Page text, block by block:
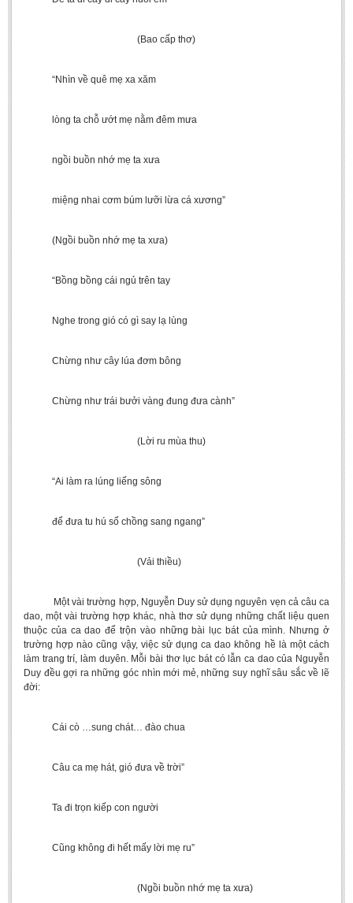
(Bao cấp thơ)
“Nhìn về quê mẹ xa xăm
lòng ta chỗ ướt mẹ nằm đêm mưa
ngồi buồn nhớ mẹ ta xưa
miệng nhai cơm búm lưỡi lừa cá xương”
(Ngồi buồn nhớ mẹ ta xưa)
“Bồng bồng cái ngủ trên tay
Nghe trong gió có gì say lạ lùng
Chừng như cây lúa đơm bông
Chừng như trái bưởi vàng đung đưa cành”
(Lời ru mùa thu)
“Ai làm ra lúng liếng sông
để đưa tu hú sổ chồng sang ngang”
(Vải thiều)
Một vài trường hợp, Nguyễn Duy sử dụng nguyên vẹn cả câu ca
dao, một vài trường hợp khác, nhà thơ sử dụng những chất liệu quen
thuộc của ca dao để trộn vào những bài lục bát của mình. Nhưng ở
trường hợp nào cũng vậy, việc sử dụng ca dao không hề là một cách
làm trang trí, làm duyên. Mỗi bài thơ lục bát có lẫn ca dao của Nguyễn
Duy đều gợi ra những góc nhìn mới mẻ, những suy nghĩ sâu sắc về lẽ
đời:
Cái cò …sung chát… đào chua
Câu ca mẹ hát, gió đưa về trời”
Ta đi trọn kiếp con người
Cũng không đi hết mấy lời mẹ ru”
(Ngồi buồn nhớ mẹ ta xưa)